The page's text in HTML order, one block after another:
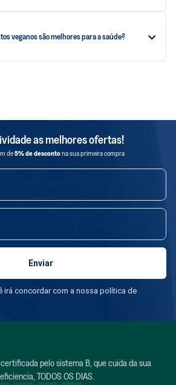
veganos são melhores para a saúde?​
as melhores ofertas!
de5% de descontona sua primeira compra
irá concordar com a nossa política de
pelo sistema B, que cuida da sua
TODOS OS DIAS.